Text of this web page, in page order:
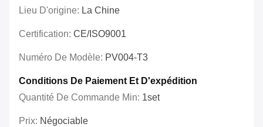
Lieu D'origine: La Chine
Certification: CE/ISO9001
Numéro De Modèle: PV004-T3
Conditions De Paiement Et D'expédition
Quantité De Commande Min: 1set
Prix: Négociable